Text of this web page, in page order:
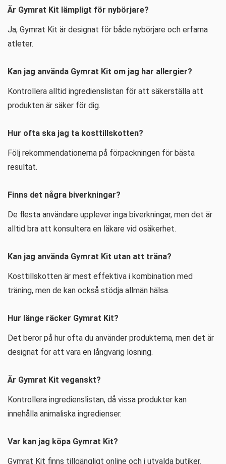
Är Gymrat Kit lämpligt för nybörjare?
Ja, Gymrat Kit är designat för både nybörjare och erfarna
atleter.
Kan jag använda Gymrat Kit om jag har allergier?
Kontrollera alltid ingredienslistan för att säkerställa att
produkten är säker för dig.
Hur ofta ska jag ta kosttillskotten?
Följ rekommendationerna på förpackningen för bästa
resultat.
Finns det några biverkningar?
De flesta användare upplever inga biverkningar, men det är
alltid bra att konsultera en läkare vid osäkerhet.
Kan jag använda Gymrat Kit utan att träna?
Kosttillskotten är mest effektiva i kombination med
träning, men de kan också stödja allmän hälsa.
Hur länge räcker Gymrat Kit?
Det beror på hur ofta du använder produkterna, men det är
designat för att vara en långvarig lösning.
Är Gymrat Kit veganskt?
Kontrollera ingredienslistan, då vissa produkter kan
innehålla animaliska ingredienser.
Var kan jag köpa Gymrat Kit?
Gymrat Kit finns tillgängligt online och i utvalda butiker.